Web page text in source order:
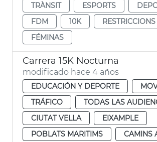
TRÀNSIT
ESPORTS
FDM
10K
RESTRICCIONS
FÉMINAS
Carrera 15K Nocturna
modificado hace 4 años
EDUCACIÓN Y DEPORTE
TRÁFICO
TODAS LAS
CIUTAT VELLA
EIXAMPLE
POBLATS MARITIMS
CAMINS